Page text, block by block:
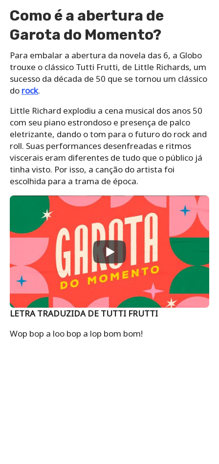
Como é a abertura de
Garota do Momento?
Para embalar a abertura da novela das 6, a Globo
trouxe o clássico Tutti Frutti, de Little Richards, um
sucesso da década de 50 que se tornou um clássico
do rock.
Little Richard explodiu a cena musical dos anos 50
com seu piano estrondoso e presença de palco
eletrizante, dando o tom para o futuro do rock and
roll. Suas performances desenfreadas e ritmos
viscerais eram diferentes de tudo que o público já
tinha visto. Por isso, a canção do artista foi
escolhida para a trama de época.
LETRA TRADUZIDA DE TUTTI FRUTTI
Wop bop a loo bop a lop bom bom!